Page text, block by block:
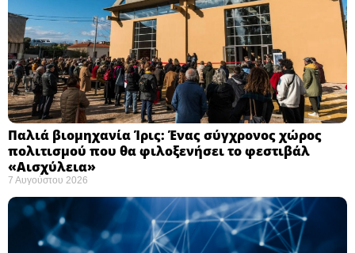
Παλιά βιομηχανία Ίρις: Ένας σύγχρονος χώρος
πολιτισμού που θα φιλοξενήσει το φεστιβάλ
«Αισχύλεια» ​
7 Αυγούστου 2026